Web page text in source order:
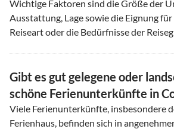
Wichtige Faktoren sind die Größe der
Ausstattung, Lage sowie die Eignung
Reiseart oder die Bedürfnisse der
Gibt es gut gelegene oder
schöne Ferienunterkünfte in
Viele Ferienunterkünfte, insbesondere
Ferienhaus, befinden sich in